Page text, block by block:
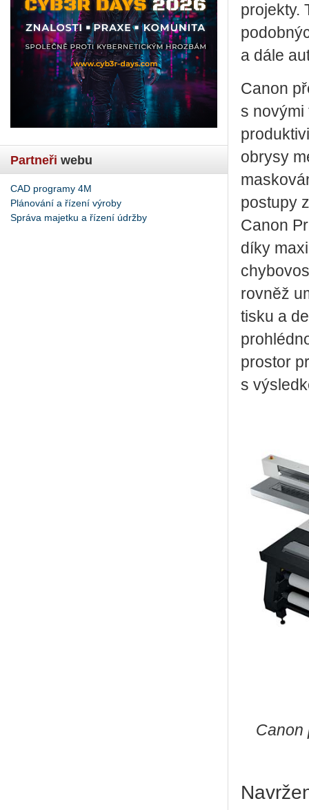
Partneři webu
CAD programy 4M
Plánování a řízení výroby
Správa majetku a řízení údržby
projekty.
a dále
Canon
s novými
obrysy
postupy
Canon
díky
rovněž
tisku a
prostor
s
Canon